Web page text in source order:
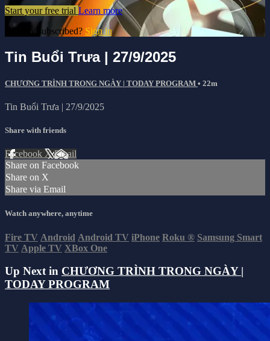
Start your free trial Learn more
Already subscribed? Sign in
Tin Buổi Trưa | 27/9/2025
CHƯƠNG TRÌNH TRONG NGÀY | TODAY PROGRAM • 22m
Tin Buổi Trưa | 27/9/2025
Share with friends
Facebook XEmail
Share on Facebook
Share on X
Share via Email
Watch anywhere, anytime
Fire TV Android Android TV iPhone Roku ® Samsung Smart
TV Apple TV XBox One
Up Next in CHƯƠNG TRÌNH TRONG NGÀY |
TODAY PROGRAM